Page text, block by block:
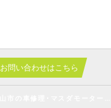
お問い合わせはこちら